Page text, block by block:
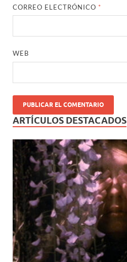
CORREO ELECTRÓNICO *
WEB
ARTÍCULOS DESTACADOS